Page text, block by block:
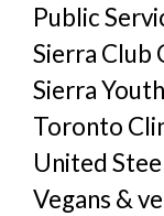
Public
Sierra Club
Sierra
Toronto
United
Vegans &